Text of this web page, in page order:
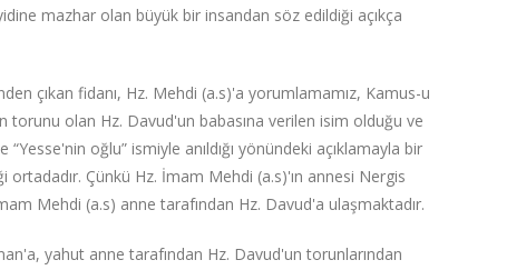
mazhar olan büyük bir insandan söz edildiği açıkça
çıkan fidanı, Hz. Mehdi (a.s)'a yorumlamamız, Kamus-u
torunu olan Hz. Davud'un babasına verilen isim olduğu ve
oğlu” ismiyle anıldığı yönündeki açıklamayla bir
Çünkü Hz. İmam Mehdi (a.s)'ın annesi Nergis
Mehdi (a.s) anne tarafından Hz. Davud'a ulaşmaktadır.
yahut anne tarafından Hz. Davud'un torunlarından